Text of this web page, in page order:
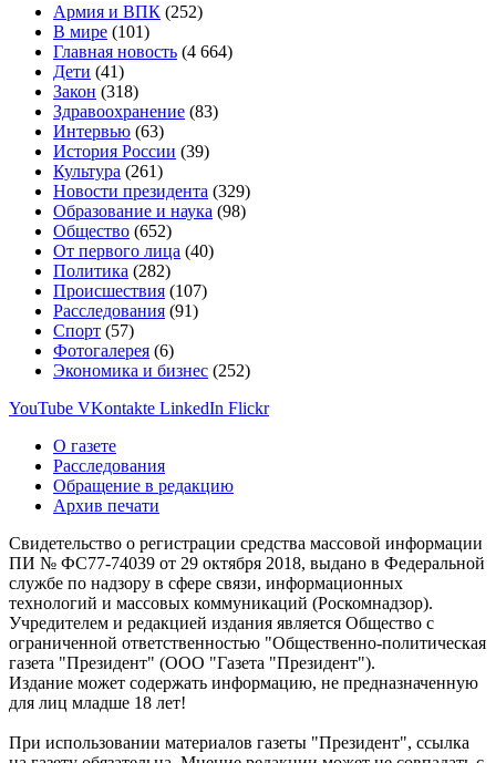
Армия и ВПК (252)
В мире (101)
Главная новость (4 664)
Дети (41)
Закон (318)
Здравоохранение (83)
Интервью (63)
История России (39)
Культура (261)
Новости президента (329)
Образование и наука (98)
Общество (652)
От первого лица (40)
Политика (282)
Происшествия (107)
Расследования (91)
Спорт (57)
Фотогалерея (6)
Экономика и бизнес (252)
YouTube VKontakte LinkedIn Flickr
О газете
Расследования
Обращение в редакцию
Архив печати
Свидетельство о регистрации средства массовой информации
ПИ № ФС77-74039 от 29 октября 2018, выдано в Федеральной
службе по надзору в сфере связи, информационных
технологий и массовых коммуникаций (Роскомнадзор).
Учредителем и редакцией издания является Общество с
ограниченной ответственностью "Общественно-политическая
газета "Президент" (ООО "Газета "Президент").
Издание может содержать информацию, не предназначенную
для лиц младше 18 лет!
При использовании материалов газеты "Президент", ссылка